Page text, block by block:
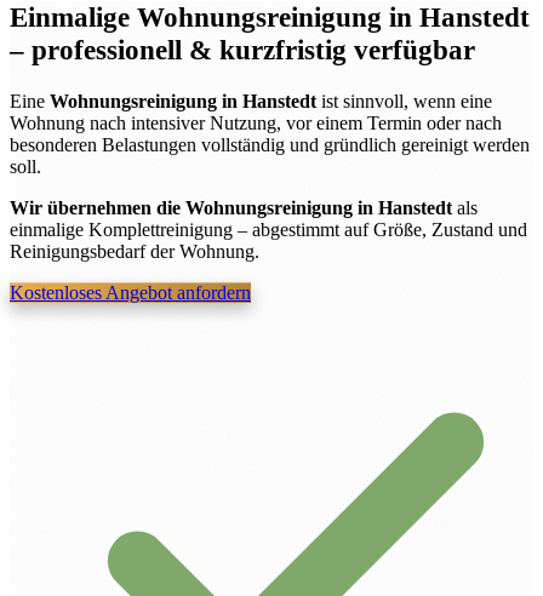
Einmalige Wohnungsreinigung in Hanstedt
– professionell & kurzfristig verfügbar
Eine Wohnungsreinigung in Hanstedt ist sinnvoll, wenn eine
Wohnung nach intensiver Nutzung, vor einem Termin oder nach
besonderen Belastungen vollständig und gründlich gereinigt werden
soll.
Wir übernehmen die Wohnungsreinigung in Hanstedt als
einmalige Komplettreinigung – abgestimmt auf Größe, Zustand und
Reinigungsbedarf der Wohnung.
Kostenloses Angebot anfordern